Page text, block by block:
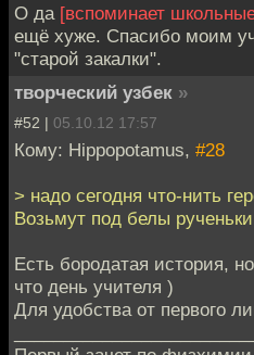
О да [вспоминает
ещё хуже. Спасибо моим
"старой закалки".
творческий узбек »
#52 | 05.10.12 17:57
Кому: Hippopotamus, #28
> надо сегодня что-нить
Возьмут под белы
Есть бородатая история,
что день учителя )
Для удобства от первого